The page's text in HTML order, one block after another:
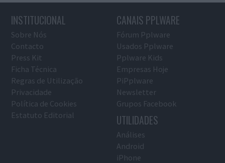
INSTITUCIONAL
Sobre Nós
Contacto
Press Kit
Ficha Técnica
Regras de Utilização
Privacidade
Política de Cookies
Estatuto Editorial
CANAIS PPLWARE
Fórum Pplware
Usados Pplware
Pplware Kids
Empresas Hoje
PiPplware
Newsletter
Grupos Facebook
UTILIDADES
Análises
Android
iPhone